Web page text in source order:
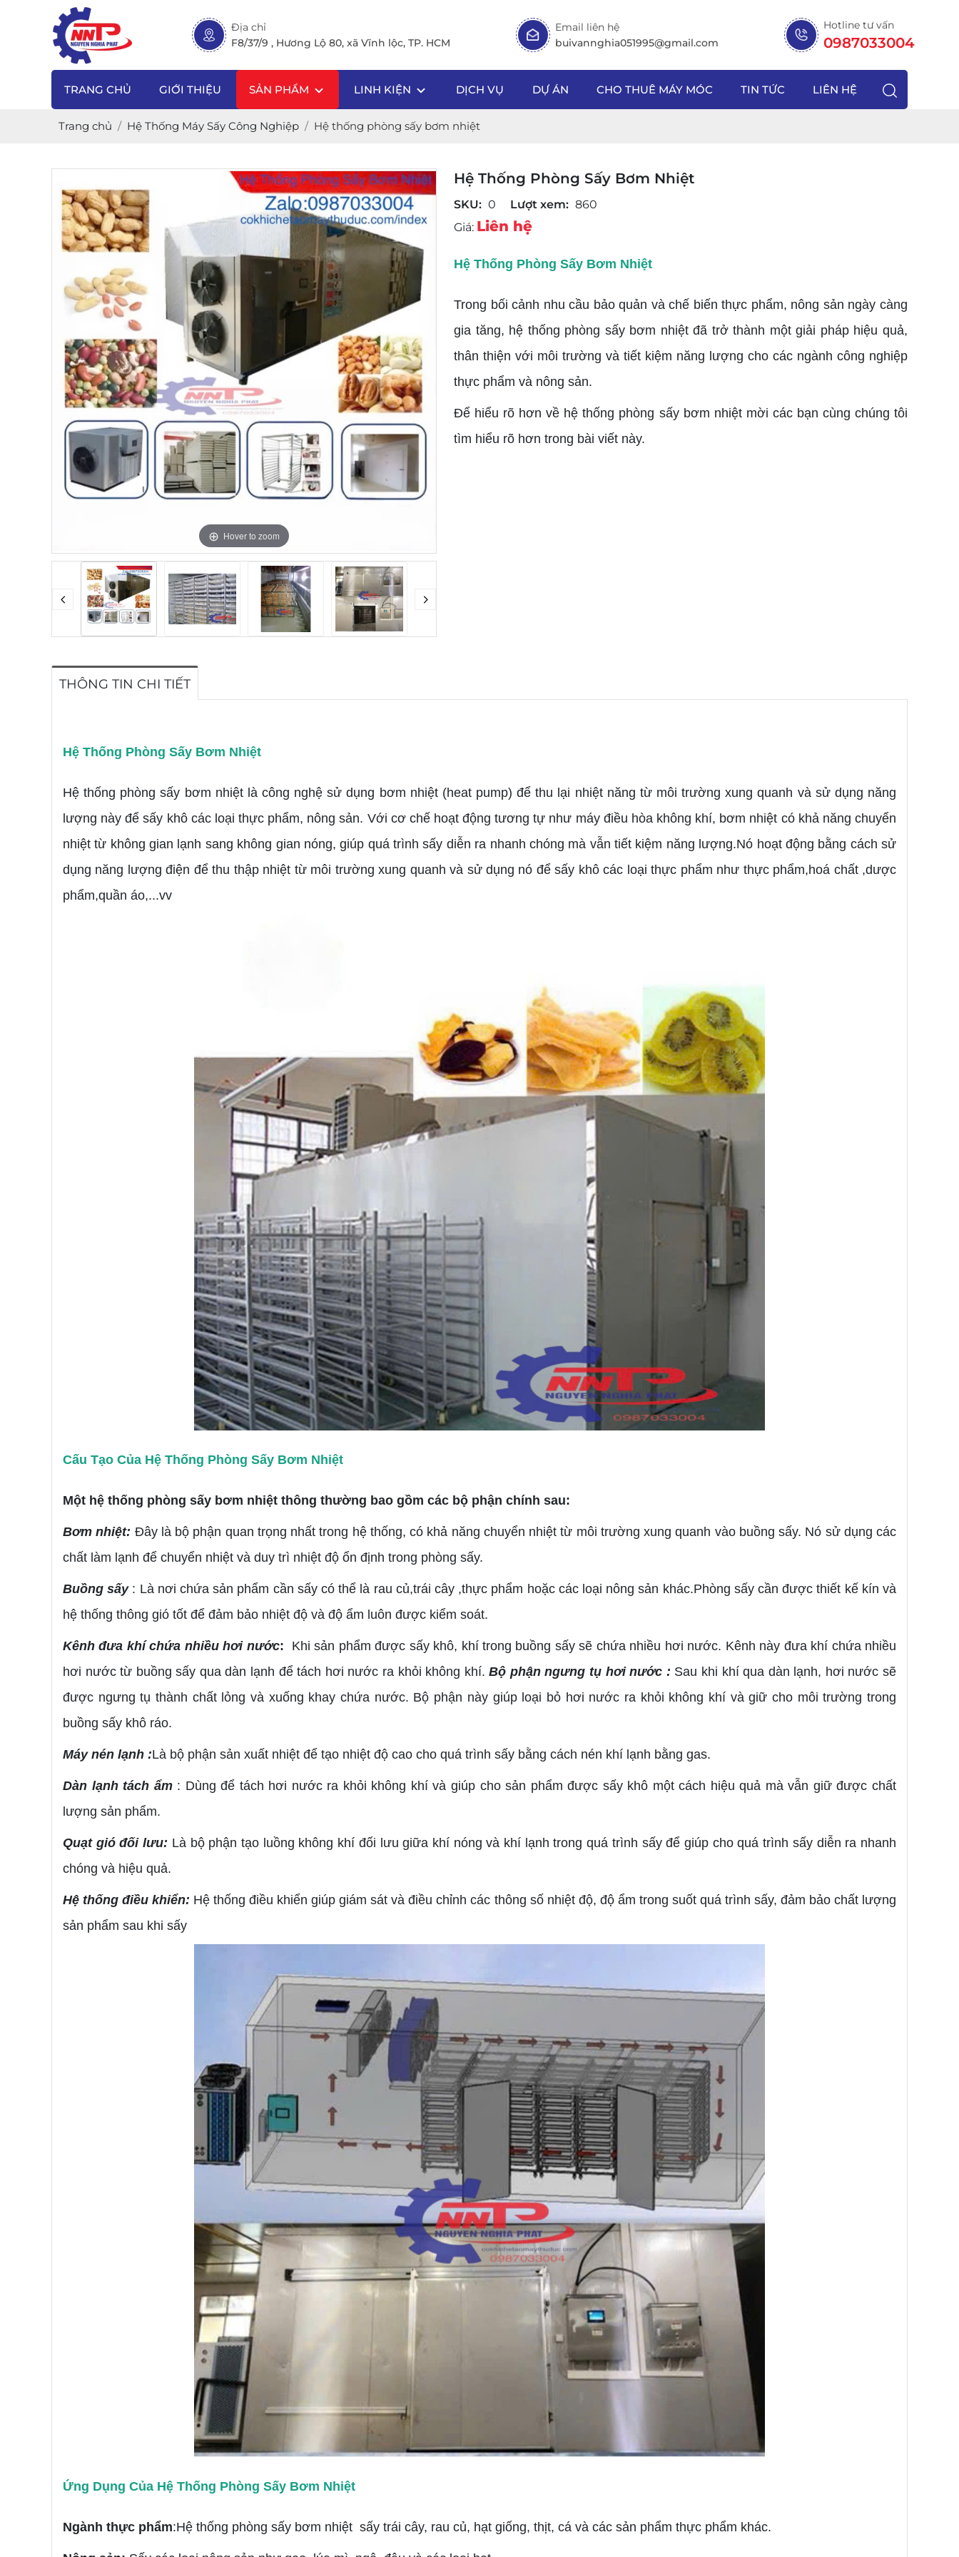
Địa chỉ
F8/37/9 , Hương Lộ 80, xã Vĩnh lộc, TP. HCM
Email liên hệ
buivannghia051995@gmail.com
Hotline tư vấn
0987033004
TRANG CHỦ GIỚI THIỆU SẢN PHẨM LINH KIỆN DỊCH VỤ DỰ ÁN CHO THUÊ MÁY MÓC TIN TỨC LIÊN HỆ
Trang chủ Hệ Thống Máy Sấy Công Nghiệp Hệ thống phòng sấy bơm nhiệt
Hover to zoom
Hệ Thống Phòng Sấy Bơm Nhiệt
SKU: 0 Lượt xem: 860
Giá: Liên hệ
Hệ Thống Phòng Sấy Bơm Nhiệt
Trong bối cảnh nhu cầu bảo quản và chế biến thực phẩm, nông sản ngày càng
gia tăng, hệ thống phòng sấy bơm nhiệt đã trở thành một giải pháp hiệu quả,
thân thiện với môi trường và tiết kiệm năng lượng cho các ngành công nghiệp
thực phẩm và nông sản.
Để hiểu rõ hơn về hệ thống phòng sấy bơm nhiệt mời các bạn cùng chúng tôi
tìm hiểu rõ hơn trong bài viết này.
THÔNG TIN CHI TIẾT
Hệ Thống Phòng Sấy Bơm Nhiệt
Hệ thống phòng sấy bơm nhiệt là công nghệ sử dụng bơm nhiệt (heat pump) để thu lại nhiệt năng từ môi trường xung quanh và sử dụng năng
lượng này để sấy khô các loại thực phẩm, nông sản. Với cơ chế hoạt động tương tự như máy điều hòa không khí, bơm nhiệt có khả năng chuyển
nhiệt từ không gian lạnh sang không gian nóng, giúp quá trình sấy diễn ra nhanh chóng mà vẫn tiết kiệm năng lượng.Nó hoạt động bằng cách sử
dụng năng lượng điện để thu thập nhiệt từ môi trường xung quanh và sử dụng nó để sấy khô các loại thực phẩm như thực phẩm,hoá chất ,dược
phẩm,quần áo,...vv
Cấu Tạo Của Hệ Thống Phòng Sấy Bơm Nhiệt
Một hệ thống phòng sấy bơm nhiệt thông thường bao gồm các bộ phận chính sau:
Bơm nhiệt: Đây là bộ phận quan trọng nhất trong hệ thống, có khả năng chuyển nhiệt từ môi trường xung quanh vào buồng sấy. Nó sử dụng các
chất làm lạnh để chuyển nhiệt và duy trì nhiệt độ ổn định trong phòng sấy.
Buồng sấy : Là nơi chứa sản phẩm cần sấy có thể là rau củ,trái cây ,thực phẩm hoặc các loại nông sản khác.Phòng sấy cần được thiết kế kín và
hệ thống thông gió tốt để đảm bảo nhiệt độ và độ ẩm luôn được kiểm soát.
Kênh đưa khí chứa nhiều hơi nước: Khi sản phẩm được sấy khô, khí trong buồng sấy sẽ chứa nhiều hơi nước. Kênh này đưa khí chứa nhiều
hơi nước từ buồng sấy qua dàn lạnh để tách hơi nước ra khỏi không khí.Bộ phận ngưng tụ hơi nước : Sau khi khí qua dàn lạnh, hơi nước sẽ
được ngưng tụ thành chất lỏng và xuống khay chứa nước. Bộ phận này giúp loại bỏ hơi nước ra khỏi không khí và giữ cho môi trường trong
buồng sấy khô ráo.
Máy nén lạnh :Là bộ phận sản xuất nhiệt để tạo nhiệt độ cao cho quá trình sấy bằng cách nén khí lạnh bằng gas.
Dàn lạnh tách ẩm: Dùng để tách hơi nước ra khỏi không khí và giúp cho sản phẩm được sấy khô một cách hiệu quả mà vẫn giữ được chất
lượng sản phẩm.
Quạt gió đối lưu: Là bộ phận tạo luồng không khí đối lưu giữa khí nóng và khí lạnh trong quá trình sấy để giúp cho quá trình sấy diễn ra nhanh
chóng và hiệu quả.
Hệ thống điều khiển: Hệ thống điều khiển giúp giám sát và điều chỉnh các thông số nhiệt độ, độ ẩm trong suốt quá trình sấy, đảm bảo chất lượng
sản phẩm sau khi sấy
Ứng Dụng Của Hệ Thống Phòng Sấy Bơm Nhiệt
Ngành thực phẩm:Hệ thống phòng sấy bơm nhiệt sấy trái cây, rau củ, hạt giống, thịt, cá và các sản phẩm thực phẩm khác.